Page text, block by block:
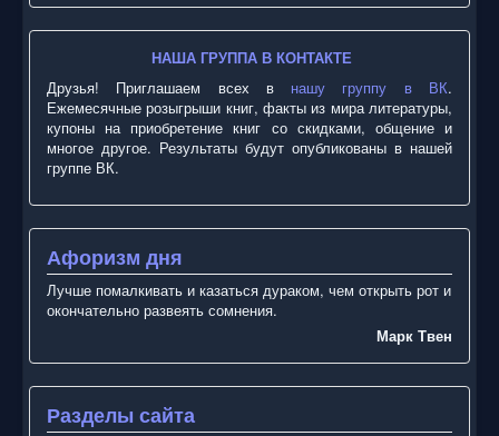
НАША ГРУППА В КОНТАКТЕ
Друзья! Приглашаем всех в нашу группу в ВК.
Ежемесячные розыгрыши книг, факты из мира литературы,
купоны на приобретение книг со скидками, общение и
многое другое. Результаты будут опубликованы в нашей
группе ВК.
Афоризм дня
Лучше помалкивать и казаться дураком, чем открыть рот и
окончательно развеять сомнения.
Марк Твен
Разделы сайта